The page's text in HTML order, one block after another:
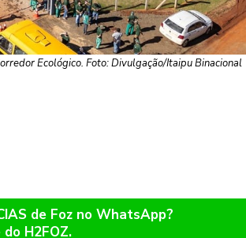
Ecológico. Foto: Divulgação/Itaipu Binacional
de Foz no WhatsApp?
H2FOZ.